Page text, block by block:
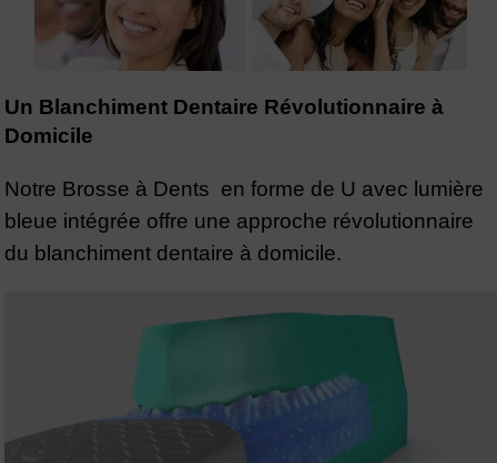
Un Blanchiment Dentaire Révolutionnaire à
Domicile
Notre Brosse à Dents en forme de U avec lumière
bleue intégrée offre une approche révolutionnaire
du blanchiment dentaire à domicile.